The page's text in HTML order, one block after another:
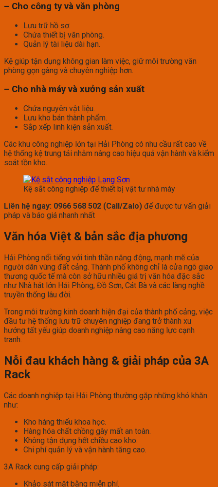
– Cho công ty và văn phòng
Lưu trữ hồ sơ.
Chứa thiết bị văn phòng.
Quản lý tài liệu dài hạn.
Kệ giúp tận dụng không gian làm việc, giữ môi trường văn
phòng gọn gàng và chuyên nghiệp hơn.
– Cho nhà máy và xưởng sản xuất
Chứa nguyên vật liệu.
Lưu kho bán thành phẩm.
Sắp xếp linh kiện sản xuất.
Các khu công nghiệp lớn tại Hải Phòng có nhu cầu rất cao về
hệ thống kệ trung tải nhằm nâng cao hiệu quả vận hành và kiểm
soát tồn kho.
Kệ sắt công nghiệp để thiết bị vật tư nhà máy
Liên hệ ngay: 0966 568 502 (Call/Zalo) để được tư vấn giải
pháp và báo giá nhanh nhất
Văn hóa Việt & bản sắc địa phương
Hải Phòng nổi tiếng với tinh thần năng động, mạnh mẽ của
người dân vùng đất cảng. Thành phố không chỉ là cửa ngõ giao
thương quốc tế mà còn sở hữu nhiều giá trị văn hóa đặc sắc
như Nhà hát lớn Hải Phòng, Đồ Sơn, Cát Bà và các làng nghề
truyền thống lâu đời.
Trong môi trường kinh doanh hiện đại của thành phố cảng, việc
đầu tư hệ thống lưu trữ chuyên nghiệp đang trở thành xu
hướng tất yếu giúp doanh nghiệp nâng cao năng lực cạnh
tranh.
Nỗi đau khách hàng & giải pháp của 3A
Rack
Các doanh nghiệp tại Hải Phòng thường gặp những khó khăn
như:
Kho hàng thiếu khoa học.
Hàng hóa chất chồng gây mất an toàn.
Không tận dụng hết chiều cao kho.
Chi phí quản lý và vận hành tăng cao.
3A Rack cung cấp giải pháp:
Khảo sát mặt bằng miễn phí.